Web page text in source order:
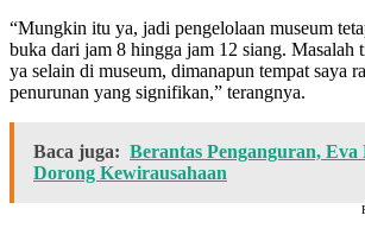
“Mungkin itu ya, jadi pengelolaan museum
buka dari jam 8 hingga jam 12 siang. Masalah
ya selain di museum, dimanapun tempat saya
penurunan yang signifikan,” terangnya.
Baca juga: Berantas Penganguran,
Dorong Kewirausahaan